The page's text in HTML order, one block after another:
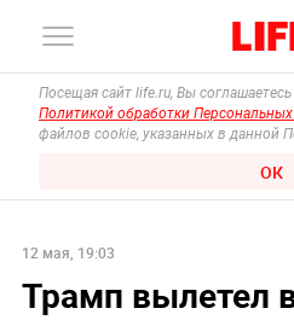
Посещая сайт life.ru, Вы
Политикой обработки
файлов cookie, указанных в данной
ОК
12 мая, 19:03
Трамп вылетел